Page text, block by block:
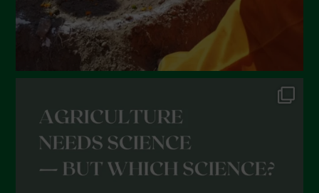
Gennaio 2022
Dicembre 2021
Novembre 2021
Settembre 2021
Agosto 2021
Luglio 2021